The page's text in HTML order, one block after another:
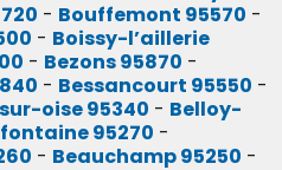
- Bouffemont 95570 -
- Boissy-l’aillerie
- Bezons 95870 -
- Bessancourt 95550 -
oise 95340 - Belloy-
95270 -
- Beauchamp 95250 -